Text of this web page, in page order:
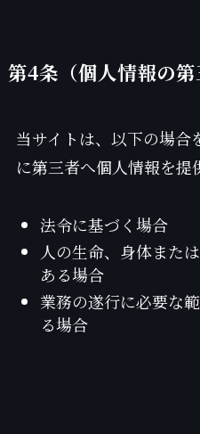
第4条（個人情報の第
当サイトは、以下の場合
に第三者へ個人情報を提
法令に基づく場合
人の生命、身体また
ある場合
業務の遂行に必要な
る場合